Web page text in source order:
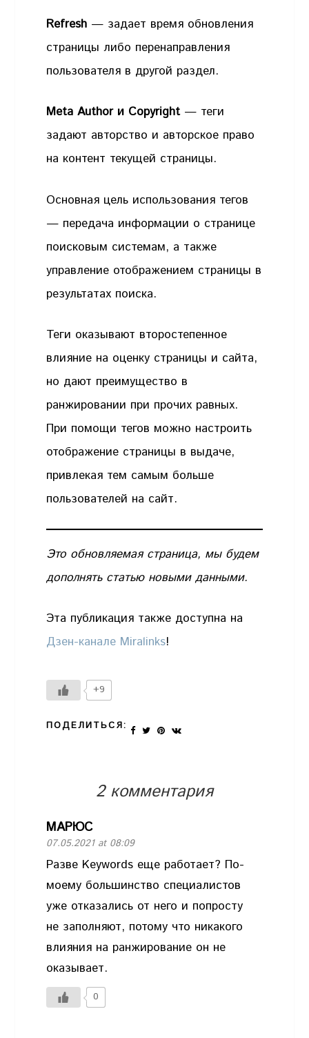
Refresh — задает время обновления
страницы либо перенаправления
пользователя в другой раздел.
Meta Author и Copyright— теги
задают авторство и авторское право
на контент текущей страницы.
Основная цель использования тегов
— передача информации о странице
поисковым системам, а также
управление отображением страницы в
результатах поиска.
Теги оказывают второстепенное
влияние на оценку страницы и сайта,
но дают преимущество в
ранжировании при прочих равных.
При помощи тегов можно настроить
отображение страницы в выдаче,
привлекая тем самым больше
пользователей на сайт.
Это обновляемая страница, мы будем
дополнять статью новыми данными.
Эта публикация также доступна на
Дзен-канале Miralinks!
+9
ПОДЕЛИТЬСЯ:
2 комментария
МАРЮС
07.05.2021 at 08:09
Разве Keywords еще работает? По-
моему большинство специалистов
уже отказались от него и попросту
не заполняют, потому что никакого
влияния на ранжирование он не
оказывает.
0